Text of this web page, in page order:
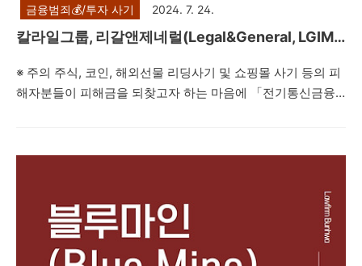
금융범죄💰/투자 사기 2024. 7. 24.
칼라일그룹, 리갈앤제네럴(Legal&General, LGIM)
※ 주의 주식, 코인, 해외선물 리딩사기 및 쇼핑몰 사기 등의 피
해자분들이 피해금을 되찾고자 하는 마음에 「전기통신금융
비법률적 방법을 사용하여 해결해 주겠다는 표현을 사용합니
당한 피해자에게 적용되는 법으로 주식, 코인, 해외선물 리딩
및 쇼핑몰 사기의 피해자들에게는 적용되지 않습니다. 또한 지
급정지를 한다고 하여도 결국에 피해환급금은 리딩사기 및 쇼
핑몰 사기 피해자에게는 지급되지 않기 때문에 지급정지의 실